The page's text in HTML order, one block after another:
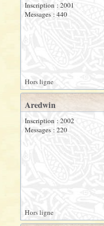
Inscription : 2001
Messages : 440
Hors ligne
Aredwin
Inscription : 2002
Messages : 220
Hors ligne